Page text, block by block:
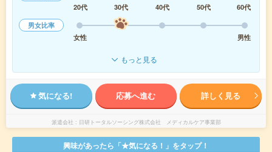
20代
30代 40代 50代
60代
男女比率
女性
男性
もっと見る
気になる! 応募へ進む 詳しく見る
派遣会社 日研トータルソーシング株式会社 メディカルケア事業部
興味があったら「★気になる！」をタップ！